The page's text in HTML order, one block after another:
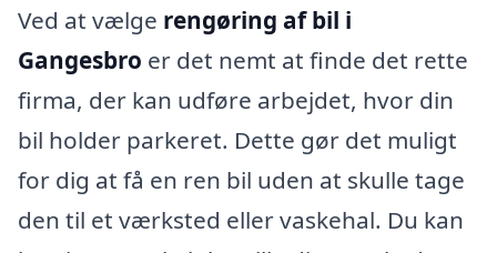
Ved at vælge rengøring af bil i
Gangesbro er det nemt at finde det rette
firma, der kan udføre arbejdet, hvor din
bil holder parkeret. Dette gør det muligt
for dig at få en ren bil uden at skulle tage
den til et værksted eller vaskehal. Du kan